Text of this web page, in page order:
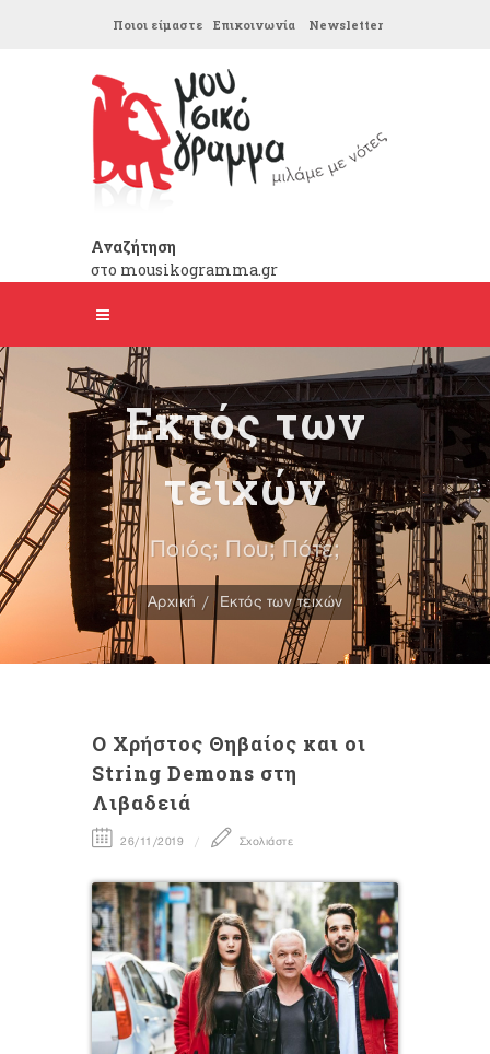
Ποιοι είμαστε Επικοινωνία Newsletter
Αναζήτηση
στο mousikogramma.gr
Εκτός των
τειχών
Ποιός; Που; Πότε;
Αρχική Εκτός των τειχών
O Χρήστος Θηβαίος και οι
String Demons στη
Λιβαδειά
26/11/2019 Σχολιάστε